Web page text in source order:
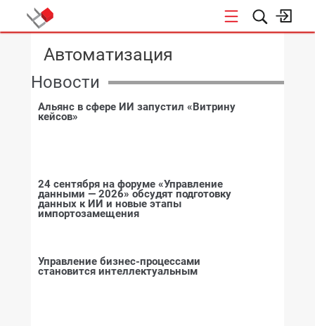
Автоматизация
Новости
Альянс в сфере ИИ запустил «Витрину
кейсов»
24 сентября на форуме «Управление
данными — 2026» обсудят подготовку
данных к ИИ и новые этапы
импортозамещения
Управление бизнес-процессами
становится интеллектуальным